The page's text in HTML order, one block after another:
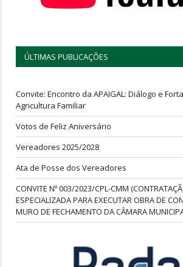
ÚLTIMAS PUBLICAÇÕES
Convite: Encontro da APAIGAL: Diálogo e
Agricultura Familiar
Votos de Feliz Aniversário
Vereadores 2025/2028
Ata de Posse dos Vereadores
CONVITE Nº 003/2023/CPL-CMM
ESPECIALIZADA PARA EXECUTAR OBRA DE
MURO DE FECHAMENTO DA CÂMARA